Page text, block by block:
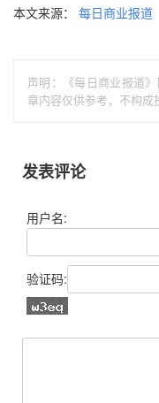
本文来源： 每日商业报道
声明：《每日商业报道
章内容仅供参考，不构成
发表评论
用户名:
验证码: